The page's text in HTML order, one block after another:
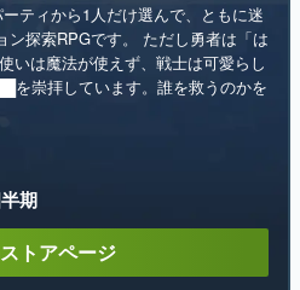
ティから1人だけ選んで、ともに迷
ン探索RPGです。 ただし勇者は「は
いは魔法が使えず、戦士は可愛らし
を崇拝しています。誰を救うのかを
期
トアページ